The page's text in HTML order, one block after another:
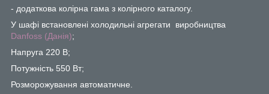
- додаткова колірна гама з колірного каталогу.
У шафі встановлені холодильні агрегати виробництва
Danfoss (Данія);
Напруга 220 В;
Потужність 550 Вт;
Розморожування автоматичне.